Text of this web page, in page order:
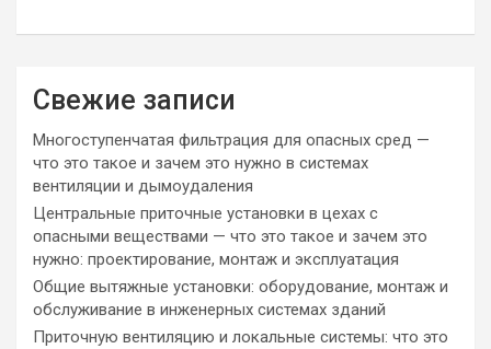
Свежие записи
Многоступенчатая фильтрация для опасных сред —
что это такое и зачем это нужно в системах
вентиляции и дымоудаления
Центральные приточные установки в цехах с
опасными веществами — что это такое и зачем это
нужно: проектирование, монтаж и эксплуатация
Общие вытяжные установки: оборудование, монтаж и
обслуживание в инженерных системах зданий
Приточную вентиляцию и локальные системы: что это